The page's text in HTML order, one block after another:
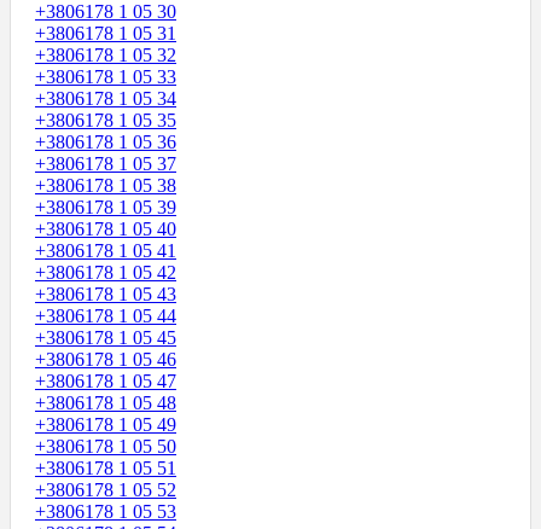
+3806178 1 05 30
+3806178 1 05 31
+3806178 1 05 32
+3806178 1 05 33
+3806178 1 05 34
+3806178 1 05 35
+3806178 1 05 36
+3806178 1 05 37
+3806178 1 05 38
+3806178 1 05 39
+3806178 1 05 40
+3806178 1 05 41
+3806178 1 05 42
+3806178 1 05 43
+3806178 1 05 44
+3806178 1 05 45
+3806178 1 05 46
+3806178 1 05 47
+3806178 1 05 48
+3806178 1 05 49
+3806178 1 05 50
+3806178 1 05 51
+3806178 1 05 52
+3806178 1 05 53